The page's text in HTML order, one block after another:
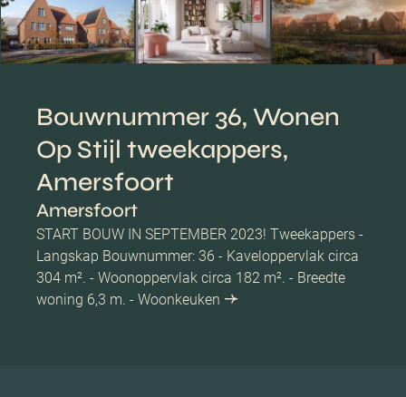
Bouwnummer 36, Wonen
Op Stijl tweekappers,
Amersfoort
Amersfoort
START BOUW IN SEPTEMBER 2023! Tweekappers -
Langskap Bouwnummer: 36 - Kaveloppervlak circa
304 m². - Woonoppervlak circa 182 m². - Breedte
woning 6,3 m. - Woonkeuken